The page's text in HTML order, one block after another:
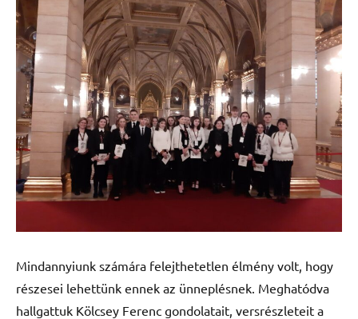
Mindannyiunk számára felejthetetlen élmény volt, hogy
részesei lehettünk ennek az ünneplésnek. Meghatódva
hallgattuk Kölcsey Ferenc gondolatait, versrészleteit a